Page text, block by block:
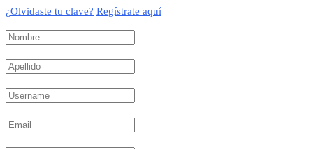
¿Olvidaste tu clave? Regístrate aquí